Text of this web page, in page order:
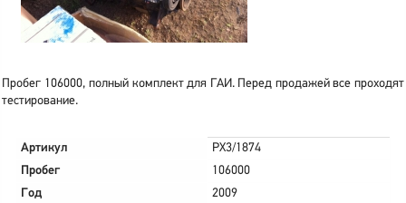
Пробег 106000, полный комплект для ГАИ. Перед продажей все проходят
тестирование.
Артикул
PX3/1874
Пробег
106000
Год
2009